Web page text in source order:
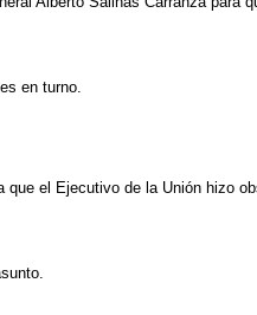
en turno.
el Ejecutivo de la Unión hizo